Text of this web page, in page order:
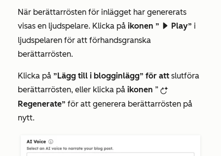
När berättarrösten för inlägget har genererats
visas en ljudspelare. Klicka på ikonen ” playerPlayfd Play” i
ljudspelaren för att förhandsgranska
berättarrösten.
Klicka på ”Lägg till i blogginlägg” för att slutföra
berättarrösten, eller klicka på ikonen ” breezeRegenerateIcon
Regenerate” för att generera berättarrösten på
nytt.